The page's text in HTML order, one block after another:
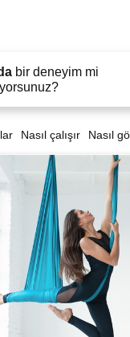
bir deneyim mi
Nasıl çalışır Nasıl